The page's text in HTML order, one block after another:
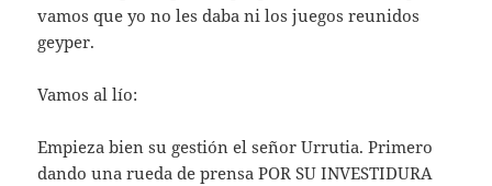
vamos que yo no les daba ni los juegos reunidos
geyper.
Vamos al lío:
Empieza bien su gestión el señor Urrutia. Primero
dando una rueda de prensa POR SU INVESTIDURA